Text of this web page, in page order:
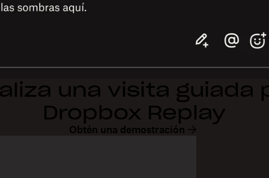
una visita guiada
Dropbox Replay
Obtén una demostración